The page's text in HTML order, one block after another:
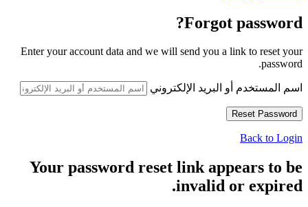
Forgot password?
Enter your account data and we will send you a link to reset your
password.
اسم المستخدم أو البريد الإلكتروني
Back to Login
Your password reset link appears to be
invalid or expired.